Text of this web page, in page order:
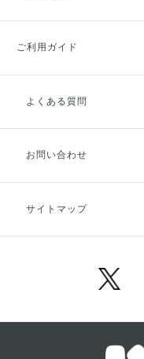
ご利用ガイド
ご利用ガイドトップ
お支払方法
キャンセル・返品・交換
よくある質問
お問い合わせ
サイトマップ